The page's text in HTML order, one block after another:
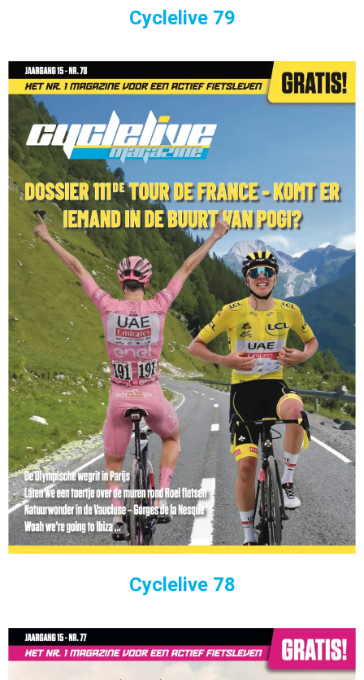
Cyclelive 79
Cyclelive 78